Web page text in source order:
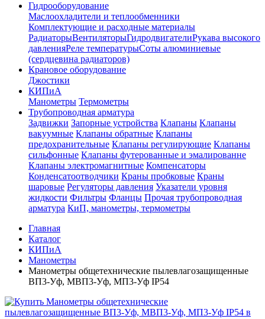
Гидрооборудование
Маслоохладители и теплообменники
Комплектующие и расходные материалы
РадиаторыВентиляторыГидродвигателиРукава высокого
давленияРеле температурыСоты алюминиевые
(сердцевина радиаторов)
Крановое оборудование
Джостики
КИПиА
Манометры Термометры
Трубопроводная арматура
Задвижки Запорные устройства Клапаны Клапаны
вакуумные Клапаны обратные Клапаны
предохранительные Клапаны регулирующие Клапаны
сильфонные Клапаны футерованные и эмалированне
Клапаны электромагнитные Компенсаторы
Конденсатоотводчики Краны пробковые Краны
шаровые Регуляторы давления Указатели уровня
жидкости Фильтры Фланцы Прочая трубопроводная
арматура КиП, манометры, термометры
Главная
Каталог
КИПиА
Манометры
Манометры общетехнические пылевлагозащищенные
ВП3-Уф, МВП3-Уф, МП3-Уф IP54